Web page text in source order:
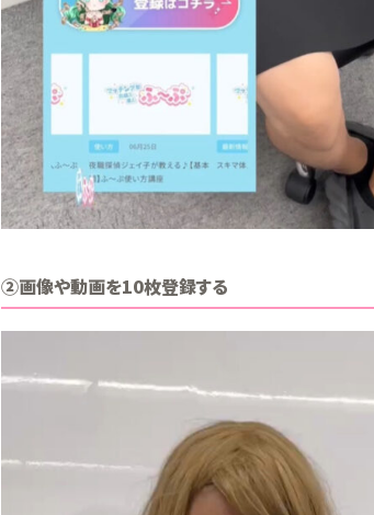
②画像や動画を10枚登録する